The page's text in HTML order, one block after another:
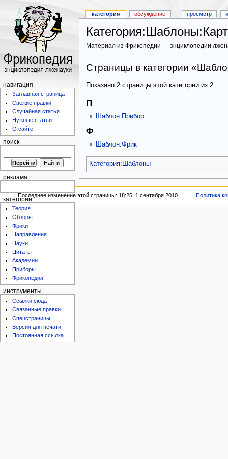
Материал из Фрикопедии — энциклопедии
Страницы в категории
Показано 2 страницы этой категории из 2.
П
Шаблон:Прибор
Ф
Шаблон:Фрик
Категория: Шаблоны
категория обсуждение просмотр
навигация
Заглавная страница
Свежие правки
Случайная статья
Нужные статьи
О сайте
поиск
реклама
категории
Теория
Обзоры
Фрики
Направления
Науки
Цитаты
Академии
Приборы
Фрикопедия
инструменты
Ссылки сюда
Связанные правки
Спецстраницы
Версия для печати
Постоянная ссылка
Последнее изменение этой страницы: 18:25, 1 сентября 2010. Политика